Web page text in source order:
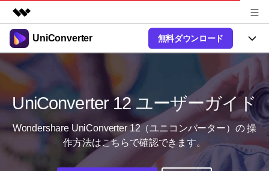
製品
AIGCサービス
ユーティリティ
法人・教育・パートナー
概要
ソリューション
企業情報
プラン＆価格
UniConverter 無料ダウンロード
製品
UniConverter-動画変換ソフト
UniConverter Windows版
UniConverter Mac版
機能
音声をテキストに
音声ファイルや動画ファイルを正
確かつ便利にテキストに変換
オンラインツール
オンライン動画圧縮ツール
New
Ver17へアップグレード
UniConverter 12 ユーザーガイド
Wondershare UniConverter 12（ユニコンバーター）の操
作方法はこちらで確認できます。